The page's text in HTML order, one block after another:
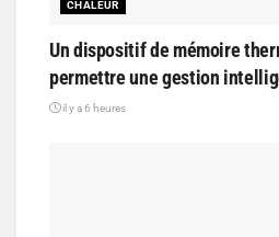
CHALEUR
Un dispositif de mémoire
permettre une gestion
il y a 6 heures